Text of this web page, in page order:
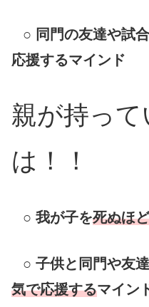
○ 同門の友達や試
応援するマインド
親が持って
は ！！
○ 我が子を死ぬほ
○ 子供と同門や友達
気で応援するマイン